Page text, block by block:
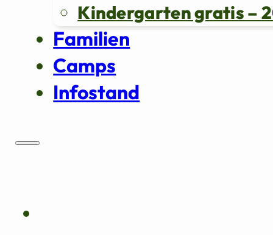
Kindergarten gratis –
Familien
Camps
Infostand